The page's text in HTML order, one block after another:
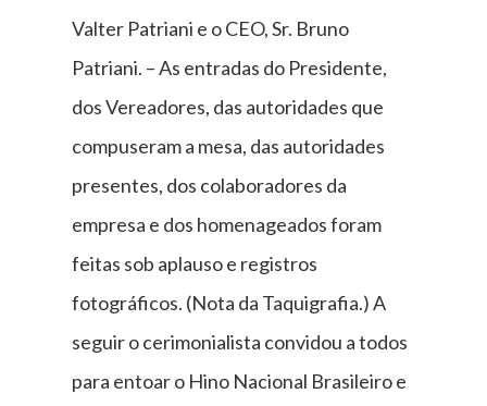
Valter Patriani e o CEO, Sr. Bruno
Patriani. – As entradas do Presidente,
dos Vereadores, das autoridades que
compuseram a mesa, das autoridades
presentes, dos colaboradores da
empresa e dos homenageados foram
feitas sob aplauso e registros
fotográficos. (Nota da Taquigrafia.) A
seguir o cerimonialista convidou a todos
para entoar o Hino Nacional Brasileiro e